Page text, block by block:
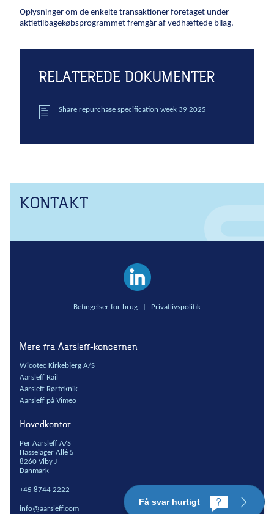
Vind
Kraftvarme
Nybyggeri
Råhuse
Teknikentrepriser
Byggegrube
Samarbejde
Entrepriseformer
Service og vedligehold
Rammeaftaler
Partnering
Design & Engineering
Oplysninger om de enkelte transaktioner foretaget under
aktietilbagekøbsprogrammet fremgår af vedhæftede bilag.
RELATEREDE DOKUMENTER
Share repurchase specification week 39 2025
KONTAKT
Betingelser for brug Privatlivspolitik
Mere fra Aarsleff-koncernen
Wicotec Kirkebjerg A/S
Aarsleff Rail
Aarsleff Rørteknik
Aarsleff på Vimeo
Hovedkontor
Per Aarsleff A/S
Hasselager Allé 5
8260 Viby J
Danmark
+45 8744 2222
info@aarsleff.com
Få svar hurtigt